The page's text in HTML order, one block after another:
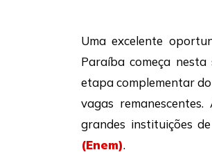
Uma excelente
Paraíba começa
etapa complementar
vagas
grandes instituições
(Enem).